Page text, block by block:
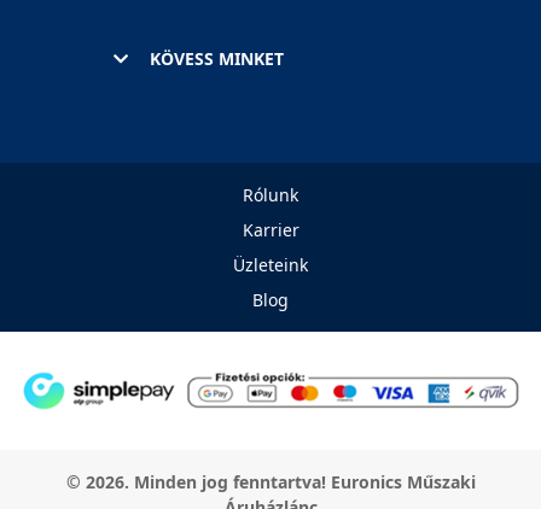
KÖVESS MINKET
Rólunk
Karrier
Üzleteink
Blog
© 2026. Minden jog fenntartva! Euronics Műszaki